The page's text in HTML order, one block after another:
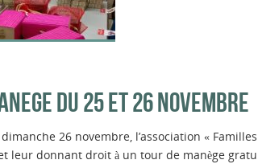
DU 25 ET 26 NOVEMBRE
26 novembre, l’association «
leur donnant droit à un tour de manège